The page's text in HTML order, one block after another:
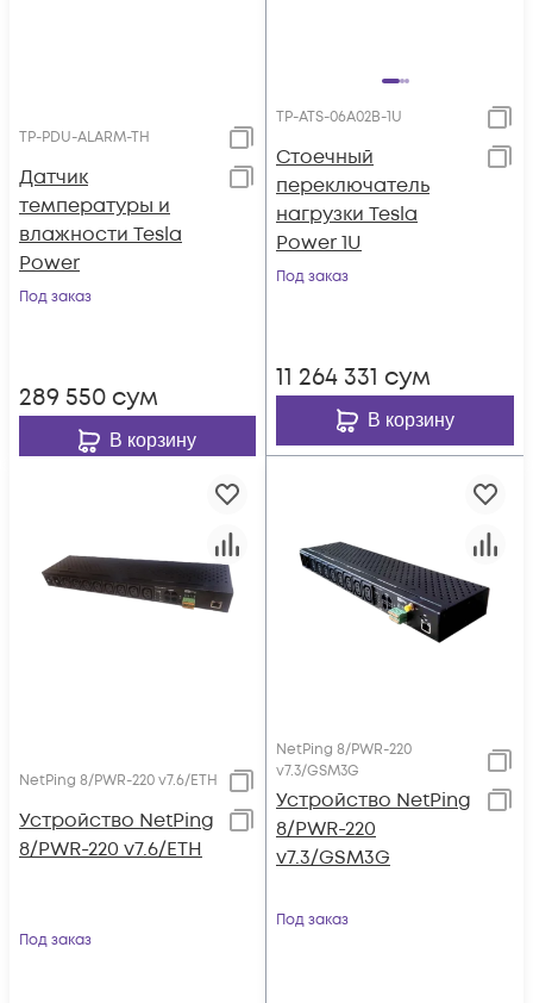
TP-PDU-ALARM-TH
Датчик
температуры и
влажности Tesla
Power
Под заказ
289 550 сум
В корзину
TP-ATS-06A02B-1U
Стоечный
переключатель
нагрузки Tesla
Power 1U
Под заказ
11 264 331 сум
В корзину
NetPing 8/PWR-220 v7.6/ETH
Устройство NetPing
8/PWR-220 v7.6/ETH
Под заказ
NetPing 8/PWR-220
v7.3/GSM3G
Устройство NetPing
8/PWR-220
v7.3/GSM3G
Под заказ